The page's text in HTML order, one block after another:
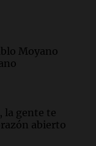
Moyano
la gente te
abierto